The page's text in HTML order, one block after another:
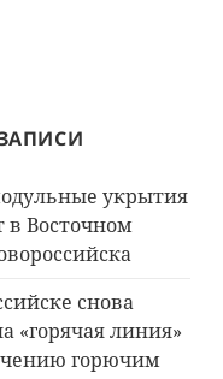
укрытия
в Восточном
снова
«горячая линия»
горючим